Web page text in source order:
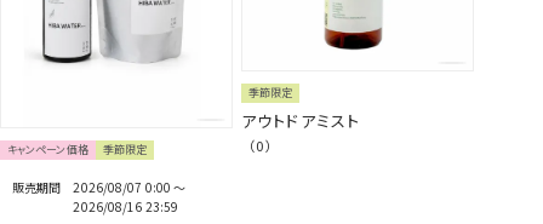
キャンペーン価格 季節限定
販売期間 2026/08/07 0:00〜
2026/08/16 23:59
季節限定
アウトドアミスト
（0）